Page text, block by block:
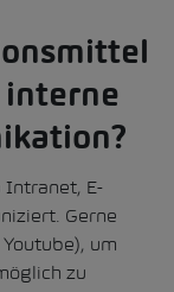
Intranet, E-
Gerne
um
zu